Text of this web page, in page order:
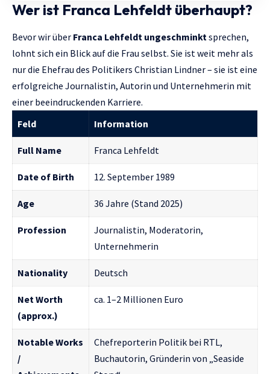
Wer ist Franca Lehfeldt überhaupt?
Bevor wir über Franca Lehfeldt ungeschminktsprechen,
lohnt sich ein Blick auf die Frau selbst. Sie ist weit mehr als
nur die Ehefrau des Politikers Christian Lindner – sie ist eine
erfolgreiche Journalistin, Autorin und Unternehmerin mit
einer beeindruckenden Karriere.
Feld
Information
Full Name Franca Lehfeldt
Date of Birth 12. September 1989
Age 36 Jahre (Stand 2025)
Profession
Journalistin, Moderatorin,
Unternehmerin
Nationality Deutsch
Net Worth
(approx.)
ca. 1–2 Millionen Euro
Notable Works
/
Chefreporterin Politik bei RTL,
Buchautorin, Gründerin von „Seaside